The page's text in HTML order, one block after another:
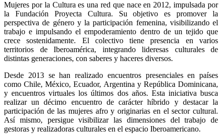
Mujeres por la Cultura es una red que nace en 2012, impulsada por
la Fundación Proyecta Cultura. Su objetivo es promover la
perspectiva de género y la participación femenina, visibilizando el
trabajo e impulsando el empoderamiento dentro de un tejido que
crece sostenidamente. El colectivo tiene presencia en varios
territorios de Iberoamérica, integrando lideresas culturales de
distintas generaciones, con saberes y haceres diversos.
Desde 2013 se han realizado encuentros presenciales en países
como Chile, México, Ecuador, Argentina y República Dominicana,
y encuentros virtuales los últimos dos años. Esta iniciativa busca
realizar un décimo encuentro de carácter híbrido y destacar la
participación de las mujeres afro y originarias en el sector cultural.
Así mismo, persigue visibilizar las dimensiones del trabajo de
gestoras y realizadoras culturales en el espacio Iberoamericano.